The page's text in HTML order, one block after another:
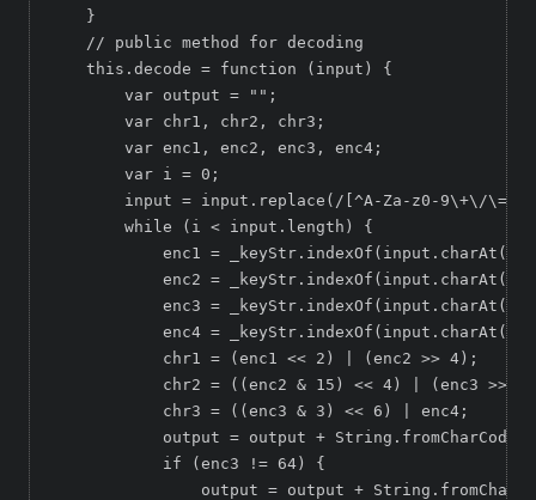
}
// public method for decoding
this.decode = function (input) {
var output = "";
var chr1, chr2, chr3;
var enc1, enc2, enc3, enc4;
var i = 0;
input = input.replace(/[^A-Za-z0-9\+\/
while (i < input.length) {
enc1 =
enc2 =
enc3 =
enc4 =
chr1 = (enc1 << 2) | (enc2 >> 4);
chr2 = ((enc2 & 15) << 4) | (enc3 >>
chr3 = ((enc3 & 3) << 6) | enc4;
output = output +
if (enc3 != 64) {
output = output +